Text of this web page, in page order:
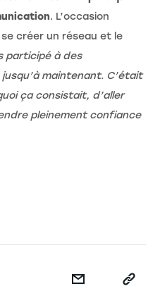
. L’occasion
créer un réseau et le
participé à des
maintenant. C’était
ça consistait, d’aller
pleinement confiance